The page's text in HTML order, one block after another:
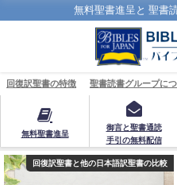
無料聖書進呈と 聖書
回復訳聖書の特徴 聖書読書グループに
無料聖書進呈
御言と聖書通読
手引の無料配信
回復訳聖書と他の日本語訳聖書の比較